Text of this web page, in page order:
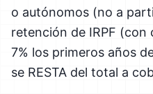
o autónomos (no a
retención de IRPF (con
7% los primeros años
se RESTA del total a